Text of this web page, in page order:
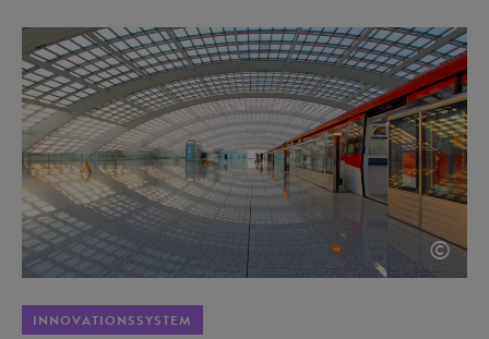
©
INNOVATIONSSYSTEM